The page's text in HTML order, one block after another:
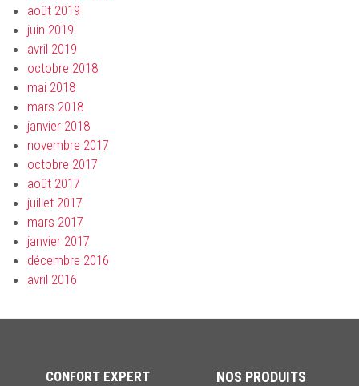
août 2019
juin 2019
avril 2019
octobre 2018
mai 2018
mars 2018
janvier 2018
novembre 2017
octobre 2017
août 2017
juillet 2017
mars 2017
janvier 2017
décembre 2016
avril 2016
CONFORT EXPERT NOS PRODUITS